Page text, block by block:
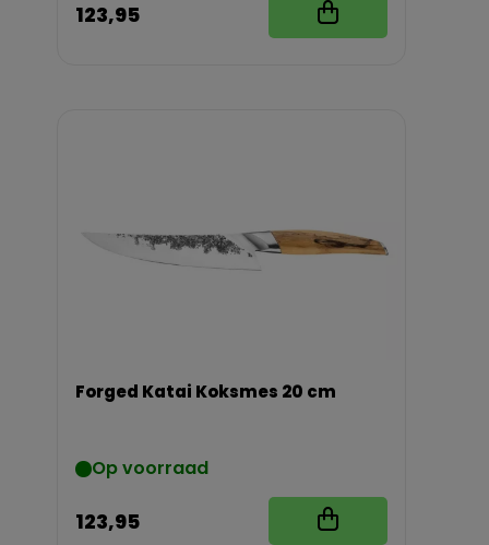
123,95
Forged Katai Koksmes 20 cm
Op voorraad
123,95